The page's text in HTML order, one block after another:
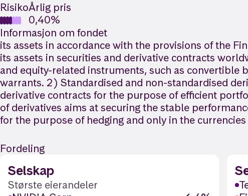
RisikoÅrlig pris
0,40%
Informasjon om fondet
its assets in accordance with the provisions of the
its assets in securities and derivative contracts
and equity-related instruments, such as
warrants. 2) Standardised and non-standardised
derivative contracts for the purpose of efficient
of derivatives aims at securing the stable
for the purpose of hedging and only in the
Fordeling
Selskap
Største eierandeler